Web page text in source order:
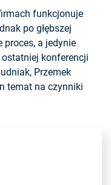
funkcjonuje
po głębszej
proces, a jedynie
konferencji
Przemek
temat na czynniki